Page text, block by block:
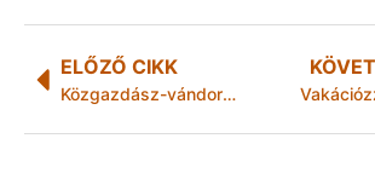
ELŐZŐ CIKK
Közgazdász-vándorgyűlés: Egerben a félszázadik